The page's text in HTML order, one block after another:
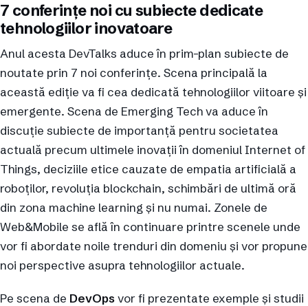
7 conferințe noi cu subiecte dedicate
tehnologiilor inovatoare
Anul acesta DevTalks aduce în prim-plan subiecte de
noutate prin 7 noi conferințe. Scena principală la
această ediție va fi cea dedicată tehnologiilor viitoare și
emergente. Scena de Emerging Tech va aduce în
discuție subiecte de importanță pentru societatea
actuală precum ultimele inovații în domeniul Internet of
Things, deciziile etice cauzate de empatia artificială a
roboților, revoluția blockchain, schimbări de ultimă oră
din zona machine learning și nu numai. Zonele de
Web&Mobile se află în continuare printre scenele unde
vor fi abordate noile trenduri din domeniu și vor propune
noi perspective asupra tehnologiilor actuale.
Pe scena de DevOpsvor fi prezentate exemple și studii